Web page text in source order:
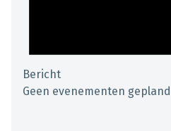
Bericht
Geen evenementen